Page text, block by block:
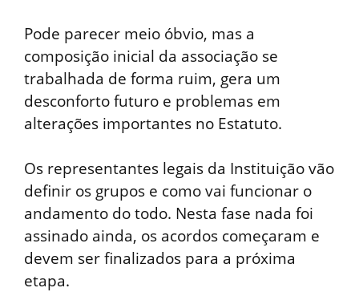
Pode parecer meio óbvio, mas a
composição inicial da associação se
trabalhada de forma ruim, gera um
desconforto futuro e problemas em
alterações importantes no Estatuto.
Os representantes legais da Instituição vão
definir os grupos e como vai funcionar o
andamento do todo. Nesta fase nada foi
assinado ainda, os acordos começaram e
devem ser finalizados para a próxima
etapa.